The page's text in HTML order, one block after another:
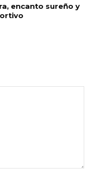
encanto sureño y